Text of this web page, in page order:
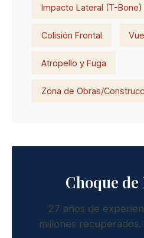
Impacto Lateral (T-Bone)
Colisión Frontal
Atropello y Fuga
Zona de Obras/
Choque
27 años de
millones